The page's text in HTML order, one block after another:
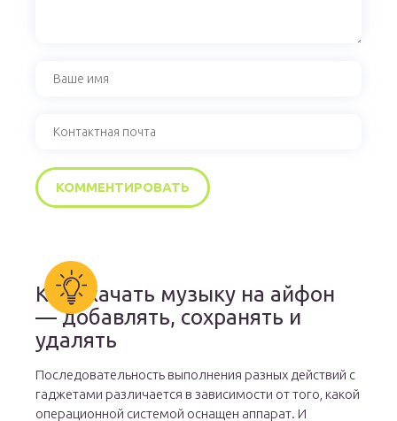
Как скачать музыку на айфон
— добавлять, сохранять и
удалять
Последовательность выполнения разных действий с
гаджетами различается в зависимости от того, какой
операционной системой оснащен аппарат. И